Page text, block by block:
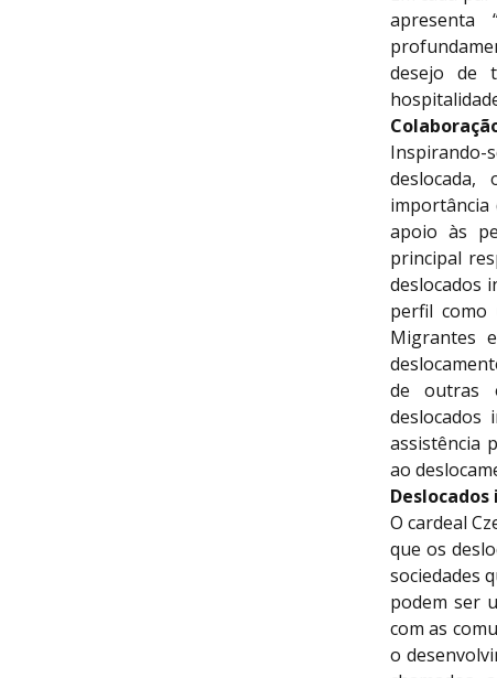
apresenta
desejo de
Inspirando-
apoio às
principal
deslocados
perfil como
Migrantes
de outras
deslocados
assistência
ao
O cardeal
que os
sociedades
podem ser
com as
o